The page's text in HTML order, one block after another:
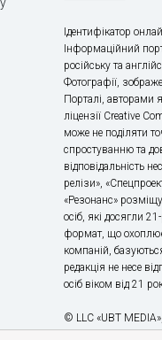
Ідентифікатор
Інформаційний
російську та
Фотографії,
Порталі, авторами
ліцензії Creative
може не поділяти
спростуванню та
відповідальність
релізи»,
«Резонанс»
осіб, які досягли
формат, що охоплює
компаній,
редакція не несе
осіб віком від 21
© LLC «UBT